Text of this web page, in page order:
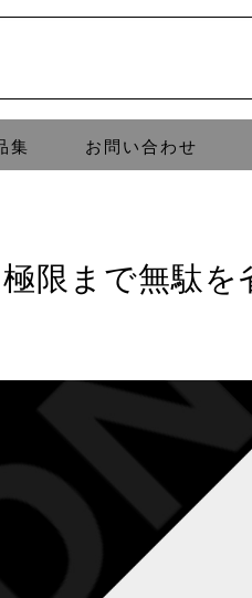
集 お問い合わせ
限まで無駄